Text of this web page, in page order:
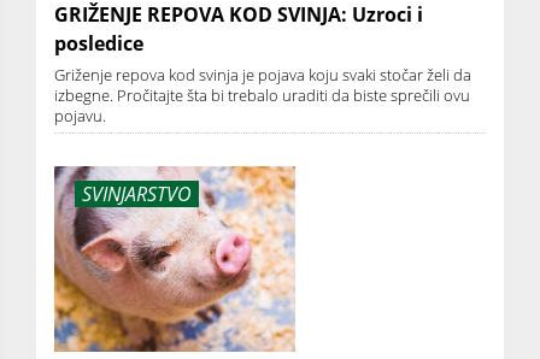
GRIŽENJE REPOVA KOD SVINJA: Uzroci i
posledice
Griženje repova kod svinja je pojava koju svaki stočar želi da
izbegne. Pročitajte šta bi trebalo uraditi da biste sprečili ovu
pojavu.
SVINJARSTVO